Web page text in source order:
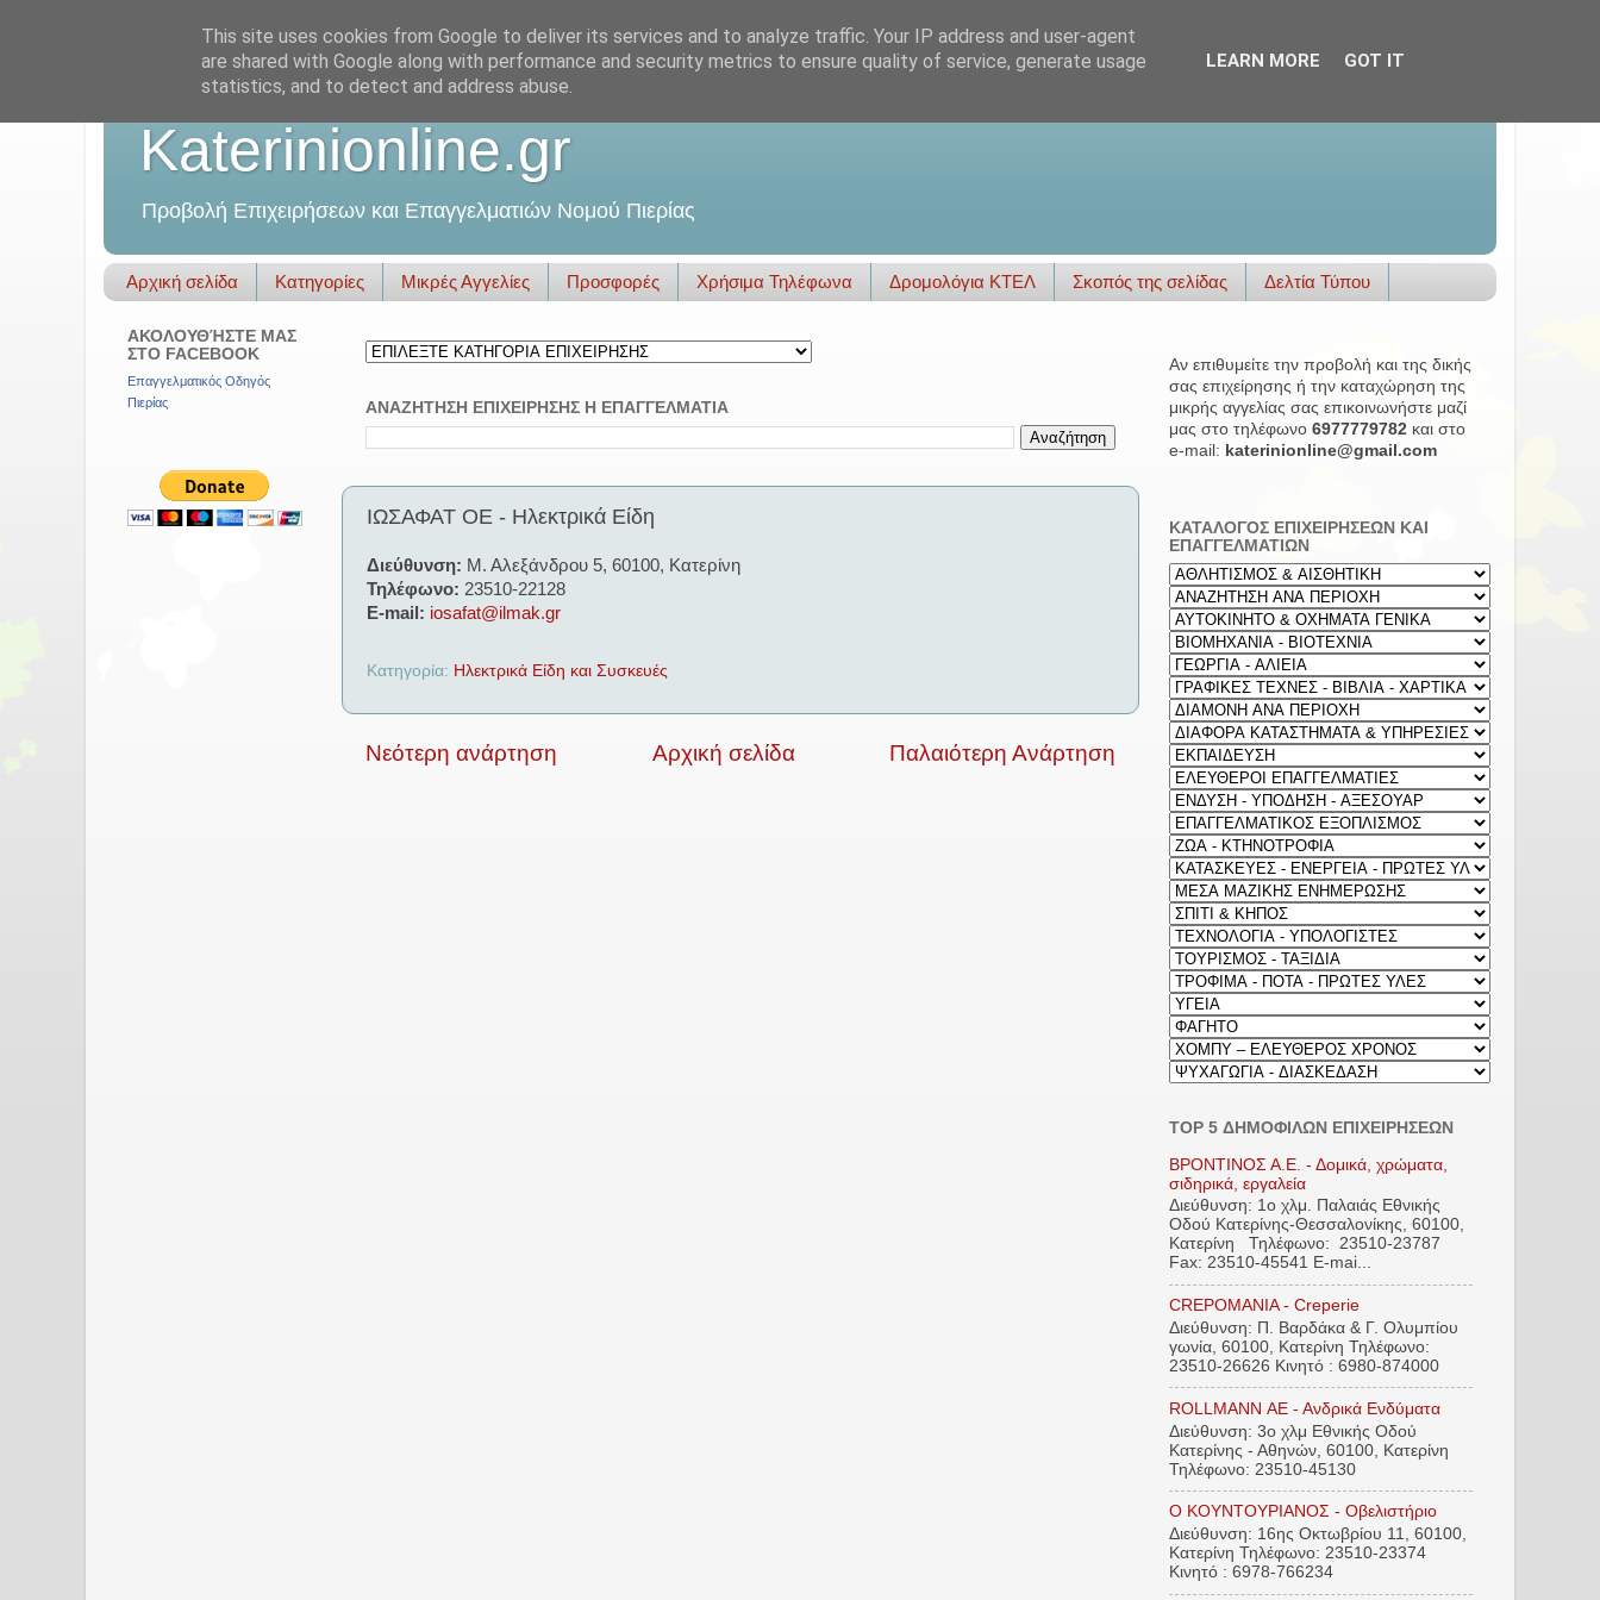
Katerinionline.gr
Προβολή Επιχειρήσεων και Επαγγελματιών Νομού Πιερίας
Αρχική σελίδα Κατηγορίες Μικρές Αγγελίες Προσφορές Χρήσιμα Τηλέφωνα Δρομολόγια ΚΤΕΛ Σκοπός της σελίδας Δελτία Τύπου
ΑΝΑΖΗΤΗΣΗ ΕΠΙΧΕΙΡΗΣΗΣ Η ΕΠΑΓΓΕΛΜΑΤΙΑ
ΙΩΣΑΦΑΤ ΟΕ - Ηλεκτρικά Είδη
Διεύθυνση: Μ. Αλεξάνδρου 5, 60100, Κατερίνη
Τηλέφωνο: 23510-22128
E-mail: iosafat@ilmak.gr
Κατηγορία: Ηλεκτρικά Είδη και Συσκευές
Νεότερη ανάρτηση Παλαιότερη Ανάρτηση
Αρχική σελίδα
ΑΚΟΛΟΥΘΉΣΤΕ ΜΑΣ
ΣΤΟ FACEBOOK
Επαγγελματικός Οδηγός
Πιερίας
Αν επιθυμείτε την προβολή και της δικής
σας επιχείρησης ή την καταχώρηση της
μικρής αγγελίας σας επικοινωνήστε μαζί
μας στο τηλέφωνο 6977779782 και στο
e-mail: katerinionline@gmail.com
ΚΑΤΑΛΟΓΟΣ ΕΠΙΧΕΙΡΗΣΕΩΝ ΚΑΙ
ΕΠΑΓΓΕΛΜΑΤΙΩΝ
TOP 5 ΔΗΜΟΦΙΛΩΝ ΕΠΙΧΕΙΡΗΣΕΩΝ
ΒΡΟΝΤΙΝΟΣ Α.Ε. - Δομικά, χρώματα,
σιδηρικά, εργαλεία
Διεύθυνση: 1ο χλμ. Παλαιάς Εθνικής
Οδού Κατερίνης-Θεσσαλονίκης, 60100,
Κατερίνη Τηλέφωνο: 23510-23787
Fax: 23510-45541 E-mai...
CREPOMANIA - Creperie
Διεύθυνση: Π. Βαρδάκα & Γ. Ολυμπίου
γωνία, 60100, Κατερίνη Τηλέφωνο:
23510-26626 Κινητό : 6980-874000
ROLLMANN ΑΕ - Ανδρικά Ενδύματα
Διεύθυνση: 3ο χλμ Εθνικής Οδού
Κατερίνης - Αθηνών, 60100, Κατερίνη
Τηλέφωνο: 23510-45130
Ο ΚΟΥΝΤΟΥΡΙΑΝΟΣ - Οβελιστήριο
Διεύθυνση: 16ης Οκτωβρίου 11, 60100,
Κατερίνη Τηλέφωνο: 23510-23374
Κινητό : 6978-766234
This site uses cookies from Google to deliver its services and to analyze traffic. Your IP address and user-agent
are shared with Google along with performance and security metrics to ensure quality of service, generate usage
statistics, and to detect and address abuse.
LEARN MORE GOT IT